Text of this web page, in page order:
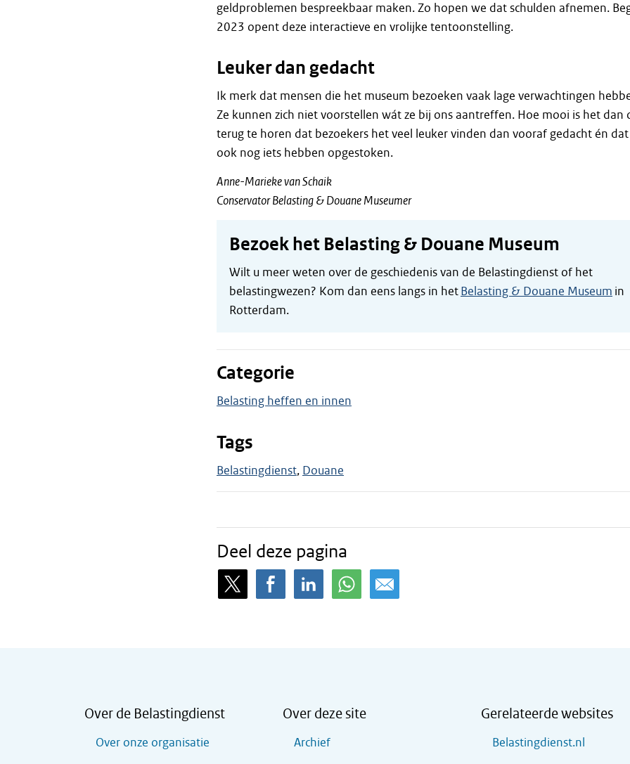
geldproblemen bespreekbaar maken. Zo hopen we dat schulden afnemen.
2023 opent deze interactieve en vrolijke tentoonstelling.
Leuker dan gedacht
Ik merk dat mensen die het museum bezoeken vaak lage verwachtingen
Ze kunnen zich niet voorstellen wát ze bij ons aantreffen. Hoe mooi is het dan
terug te horen dat bezoekers het veel leuker vinden dan vooraf gedacht én dat
ook nog iets hebben opgestoken.
Anne-Marieke van Schaik
Conservator Belasting & Douane Museumer
Bezoek het Belasting & Douane Museum
Wilt u meer weten over de geschiedenis van de Belastingdienst of het
belastingwezen? Kom dan eens langs in hetBelasting & Douane Museum in
Rotterdam.
Categorie
Belasting heffen en innen
Tags
Belastingdienst Douane
Deel deze pagina
Over de Belastingdienst
Over onze organisatie
Over deze site
Archief
Gerelateerde websites
Belastingdienst.nl